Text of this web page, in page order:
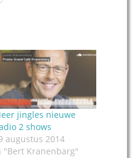
jingles nieuwe
2 shows
augustus 2014
"Bert Kranenbarg"